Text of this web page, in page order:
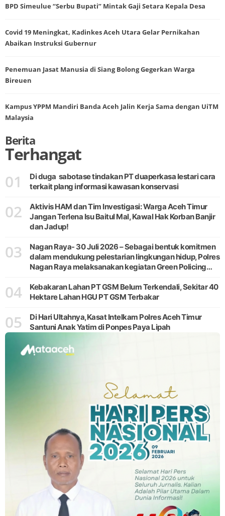
BPD Simeulue “Serbu Bupati” Mintak Gaji Setara Kepala Desa
Covid 19 Meningkat, Kadinkes Aceh Utara Gelar Pernikahan
Abaikan Instruksi Gubernur
Penemuan Jasat Manusia di Siang Bolong Gegerkan Warga
Bireuen
Kampus YPPM Mandiri Banda Aceh Jalin Kerja Sama dengan UiTM
Malaysia
Berita
Terhangat
01
Di duga sabotase tindakan PT duaperkasa lestari cara
terkait plang informasi kawasan konservasi
02
Aktivis HAM dan Tim Investigasi: Warga Aceh Timur
Jangan Terlena Isu Baitul Mal, Kawal Hak Korban Banjir
dan Jadup!
03
Nagan Raya- 30 Juli 2026 – Sebagai bentuk komitmen
dalam mendukung pelestarian lingkungan hidup, Polres
Nagan Raya melaksanakan kegiatan Green Policing
Kecamatan Beutong, Kabupaten
04
Kebakaran Lahan PT GSM Belum Terkendali, Sekitar 40
Hektare Lahan HGU PT GSM Terbakar
05
Di Hari Ultahnya,Kasat Intelkam Polres Aceh Timur
Santuni Anak Yatim di Ponpes Paya Lipah